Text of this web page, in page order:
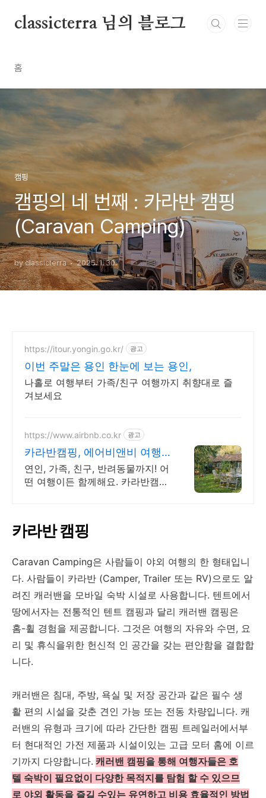
classicterra 님의 블로그
홈
캠핑
캠핑의 네 번째 : 카라반 캠핑
(Caravan Camping)
by classicterra 2025. 1. 30.
https://itour.yongin.go.kr/ 광고
이번 주말은 용인 한눈에 보는 용인,
나홀로 여행부터 가족/친구 여행까지 취향대로 즐
겨보세요
https://www.airbnb.co.kr 광고
카라반캠핑, 에어비앤비 여행
지에서 살아보기
연인, 가족, 친구, 반려동물까지! 어
떤 여행이든 함께해요. 카라반캠
예약하세요.
카라반 캠핑
Caravan Camping은 사람들이 야외 여행의 한 형태입니
다. 사람들이 카라반 (Camper, Trailer 또는 RV)으로도 알
려진 캐러밴을 모바일 숙박 시설로 사용합니다. 텐트에서
땅에서자는 전통적인 텐트 캠핑과 달리 캐러밴 캠핑은
홈-휠 경험을 제공합니다. 그것은 여행의 자유와 수면, 요
리 및 휴식을위한 헌신적 인 공간을 갖는 편안함을 결합합
니다.
캐러밴은 침대, 주방, 욕실 및 저장 공간과 같은 필수 생
활 편의 시설을 갖춘 견인 가능 또는 전동 차량입니다. 캐
러밴의 유형과 크기에 따라 간단한 캠핑 트레일러에서부
터 현대적인 가전 제품과 시설이있는 고급 모터 홈에 이르
기까지 다양합니다. 캐러밴 캠핑을 통해 여행자들은 호
텔 숙박이 필요없이 다양한 목적지를 탐험 할 수 있으므
로 야외 활동을 즐길 수있는 유연하고 비용 효율적인 방법